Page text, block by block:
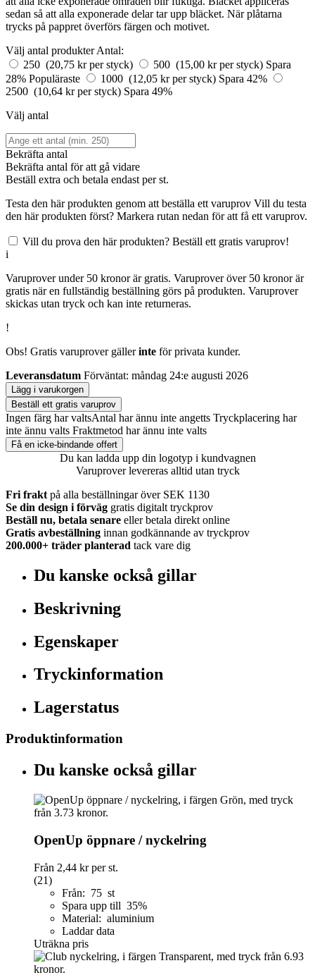
sedan så att alla exponerade delar tar upp bläcket. När plåtarna
trycks på pappret överförs färgen och motivet.
Välj antal produkter Antal:
250 (20,75 kr per styck)
500 (15,00 kr per styck) Spara
28% Populäraste 1000 (12,05 kr per styck) Spara 42%
2500 (10,64 kr per styck) Spara 49%
Välj antal
Bekräfta antal
Bekräfta antal för att gå vidare
Beställ extra och betala endast per st.
Testa den här produkten genom att beställa ett varuprov Vill du testa
den här produkten först? Markera rutan nedan för att få ett varuprov.
Vill du prova den här produkten? Beställ ett gratis varuprov!
i
Varuprover under 50 kronor är gratis. Varuprover över 50 kronor är
gratis när en fullständig beställning görs på produkten. Varuprover
skickas utan tryck och kan inte returneras.
!
Obs! Gratis varuprover gällerinte för privata kunder.
Leveransdatum Förväntat: måndag 24:e augusti 2026
Lägg i varukorgen
Beställ ett gratis varuprov
Ingen färg har valtsAntal har ännu inte angetts Tryckplacering har
inte ännu valts Fraktmetod har ännu inte valts
Få en icke-bindande offert
Du kan ladda upp din logotyp i kundvagnen
Varuprover levereras alltid utan tryck
Fri frakt på alla beställningar över SEK 1130
Se din design i förväg gratis digitalt tryckprov
Beställ nu, betala senare eller betala direkt online
Gratis avbeställning innan godkännande av tryckprov
200.000+ träder planterad tack vare dig
Du kanske också gillar
Beskrivning
Egenskaper
Tryckinformation
Lagerstatus
Produktinformation
Du kanske också gillar
OpenUp öppnare / nyckelring
Från 2,44 krper st.
(21)
Från: 75 st
Spara upp till 35%
Material: aluminium
Laddar data
Uträkna pris